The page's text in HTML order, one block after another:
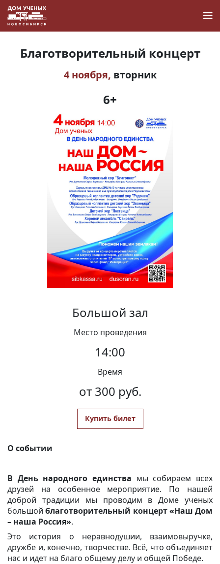
Наука
О Доме учёных
Виртуальный тур
Контакты
Вакансии
Благотворительный концерт
4 ноября, вторник
6+
Большой зал
Место проведения
14:00
Время
от 300 руб.
Купить билет
О событии
В День народного единства мы собираем всех
друзей на особенное мероприятие. По нашей
доброй традиции мы проводим в Доме ученых
большойблаготворительный концерт «Наш Дом
– наша Россия».
Это история о неравнодушии, взаимовыручке,
дружбе и, конечно, творчестве. Всё, что объединяет
нас и идет на благо общему делу и общей Победе.